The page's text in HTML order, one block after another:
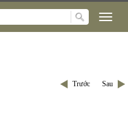
Trước Sau